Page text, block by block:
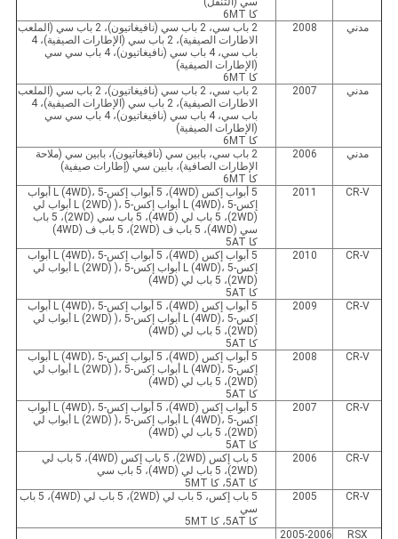
كا 6MT
مدني
2008
2 باب سي، 2 باب سي (نافيغاتيون)، 2 باب سي (الملعب
الاطارات الصيفية)، 2 باب سي (الإطارات الصيفية)، 4
باب سي، 4 باب سي (نافيغاتيون)، 4 باب سي سي
(الإطارات الصيفية)
كا 6MT
مدني
2007
2 باب سي، 2 باب سي (نافيغاتيون)، 2 باب سي (الملعب
الاطارات الصيفية)، 2 باب سي (الإطارات الصيفية)، 4
باب سي، 4 باب سي (نافيغاتيون)، 4 باب سي سي
(الإطارات الصيفية)
كا 6MT
مدني
2006
2 باب سي، بابين سي (نافيغاتيون)، بابين سي (ملاحة
الإطارات الصافية)، بابين سي (إطارات صيفية)
كا 6MT
CR-V
2011
5 أبواب إكس (4WD)، 5 أبواب إكس-L (4WD)، 5 أبواب
إكس-L (4WD)، 5 أبواب إكس-L (2WD) )، 5 أبواب لي
(2WD)، 5 باب لي (4WD)، 5 باب سي (2WD)، 5 باب
سي (4WD)، 5 باب ف (2WD)، 5 باب ف (4WD)
كا 5AT
CR-V
2010
5 أبواب إكس (4WD)، 5 أبواب إكس-L (4WD)، 5 أبواب
إكس-L (4WD)، 5 أبواب إكس-L (2WD) )، 5 أبواب لي
(2WD)، 5 باب لي (4WD)
كا 5AT
CR-V
2009
5 أبواب إكس (4WD)، 5 أبواب إكس-L (4WD)، 5 أبواب
إكس-L (4WD)، 5 أبواب إكس-L (2WD) )، 5 أبواب لي
(2WD)، 5 باب لي (4WD)
كا 5AT
CR-V
2008
5 أبواب إكس (4WD)، 5 أبواب إكس-L (4WD)، 5 أبواب
إكس-L (4WD)، 5 أبواب إكس-L (2WD) )، 5 أبواب لي
(2WD)، 5 باب لي (4WD)
كا 5AT
CR-V
2007
5 أبواب إكس (4WD)، 5 أبواب إكس-L (4WD)، 5 أبواب
إكس-L (4WD)، 5 أبواب إكس-L (2WD) )، 5 أبواب لي
(2WD)، 5 باب لي (4WD)
كا 5AT
CR-V
2006
5 باب إكس (2WD)، 5 باب إكس (4WD)، 5 باب لي
(2WD)، 5 باب لي (4WD)، 5 باب سي
كا 5AT، كا 5MT
CR-V
2005
5 باب إكس، 5 باب لي (2WD)، 5 باب لي (4WD)، 5 باب
سي
كا 5AT، كا 5MT
RSX
2005-2006